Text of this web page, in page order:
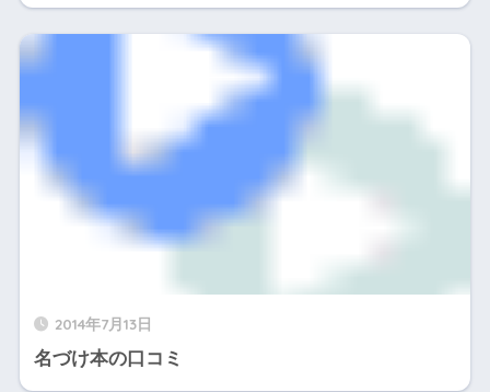
2014年7月13日
名づけ本の口コミ